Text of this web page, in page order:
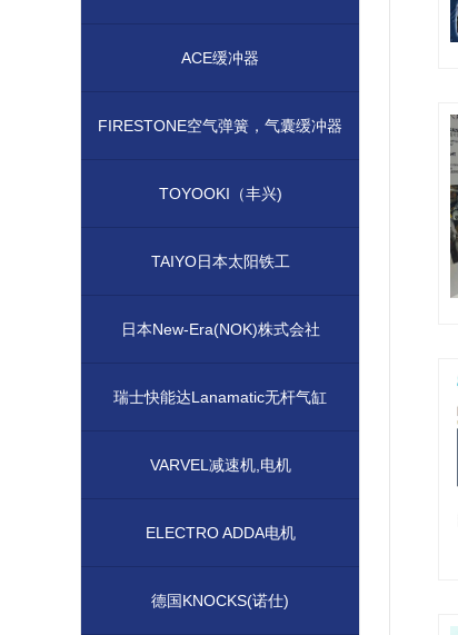
ACE缓冲器
FIRESTONE空气弹簧，气囊缓冲器
TOYOOKI（丰兴)
TAIYO日本太阳铁工
日本New-Era(NOK)株式会社
瑞士快能达Lanamatic无杆气缸
VARVEL减速机,电机
ELECTRO ADDA电机
德国KNOCKS(诺仕)